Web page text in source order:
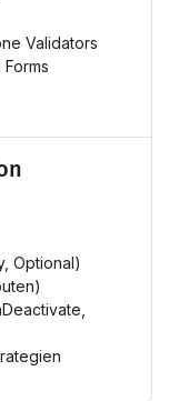
Validators
Optional)